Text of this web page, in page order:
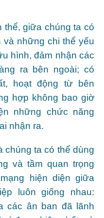
thể, giữa chúng ta có
và những chi thể yếu
hình, đảm nhận các
ra bên ngoài; có
hoạt động từ bên
hợp không bao giờ
những chức năng
nhận ra.
chúng ta có thể dùng
và tầm quan trọng
hiện diện giữa
luôn giống nhau:
các ân ban đã lãnh